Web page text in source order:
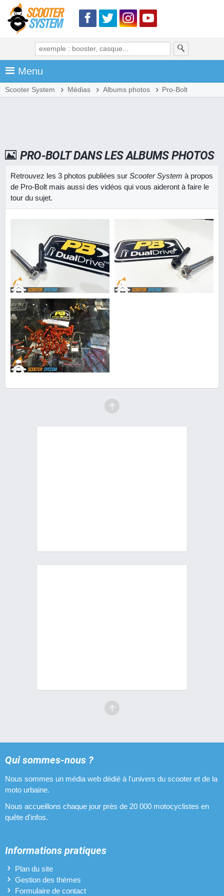
Menu
Scooter System Médias Albums photos Pro-Bolt
PRO-BOLT DANS LES ALBUMS PHOTOS
Retrouvez les 3 photos publiées sur Scooter System à propos
de Pro-Bolt mais aussi des vidéos qui vous aideront à faire le
tour du sujet.
Qui sommes-nous ?
Nous sommes un média web dédié à l'univers du scooter et de la
moto urbaine.
Nous accueillons chaque jour près de 20 000 motocyclistes en
quête d'infos.
Informations pratiques
Plan du site
Gestion des thèmes
Formulaire de contact